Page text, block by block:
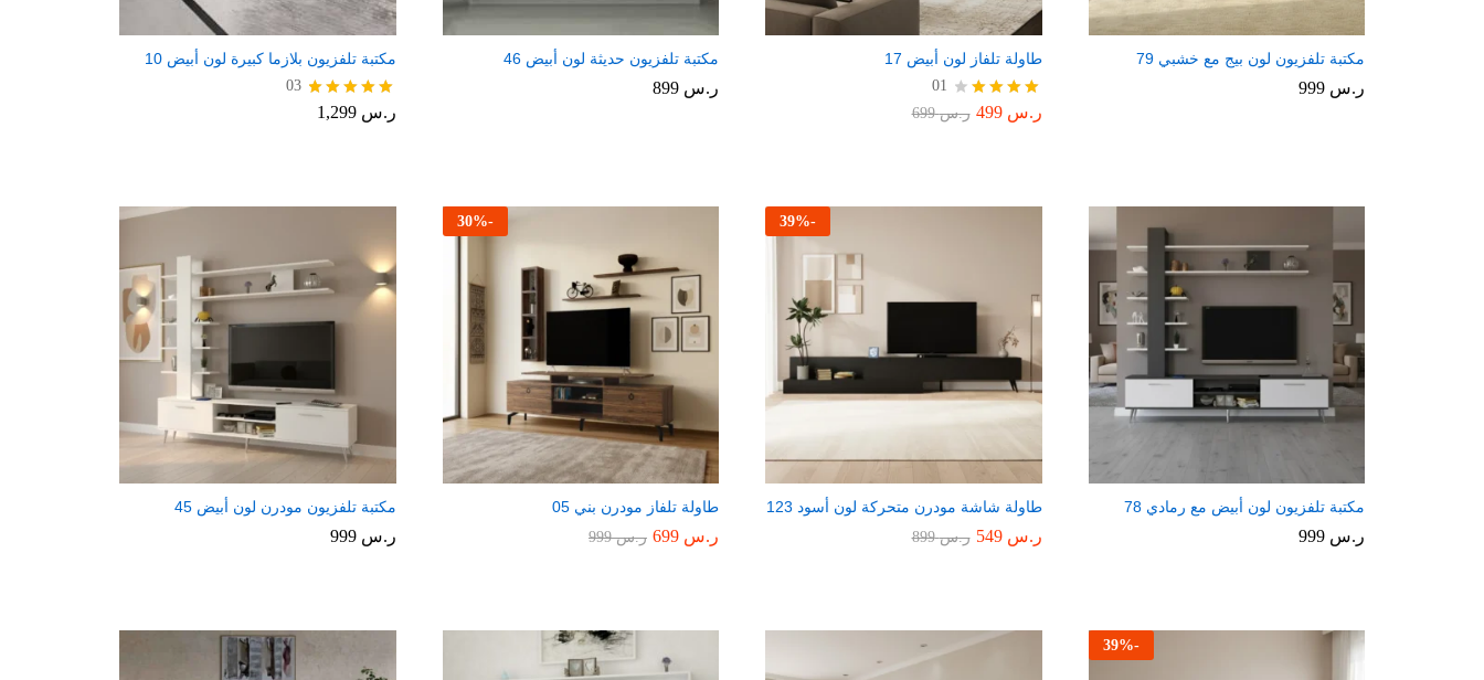
مكتبة تلفزيون لون بيج مع خشبي 79
ر.س
طاولة تلفاز لون أبيض 17
تم
01
ر.س 499 ر.س699
مكتبة تلفزيون حديثة لون أبيض 46
ر.س
مكتبة تلفزيون بلازما كبيرة لون أبيض 10
تم التقييم
03
ر.س 1,299
مكتبة تلفزيون لون أبيض مع رمادي 78
ر.س
-
39%
طاولة شاشة مودرن متحركة لون أسود 123
ر.س 549 ر.س899
-
30%
طاولة تلفاز مودرن بني 05
ر.س ر.س999
مكتبة تلفزيون مودرن لون أبيض 45
ر.س 999
-
39%